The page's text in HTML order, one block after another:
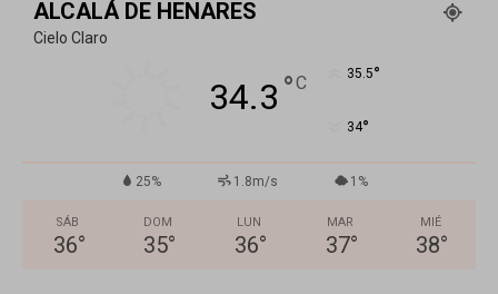
ALCALÁ DE HENARES
Cielo Claro
34.3 °C 35.5°
34°
25% 1.8m/s 1%
SÁB
36°
DOM
35°
LUN
36°
MAR
37°
MIÉ
38°